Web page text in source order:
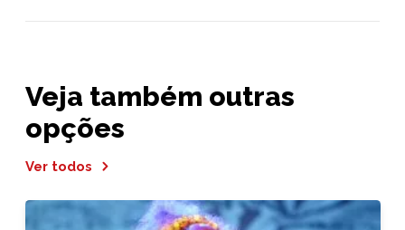
Veja também outras
opções
Ver todos